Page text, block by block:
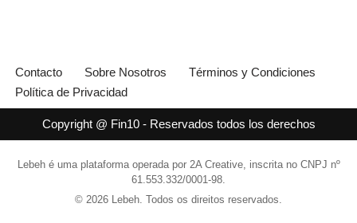
Contacto Sobre Nosotros
Términos y Condiciones
Política de Privacidad
Copyright @ Fin10 - Reservados todos los derechos
Lebeh é uma plataforma operada por 2A Creative, inscrita no CNPJ nº
61.553.332/0001-98.
© 2026 Lebeh. Todos os direitos reservados.